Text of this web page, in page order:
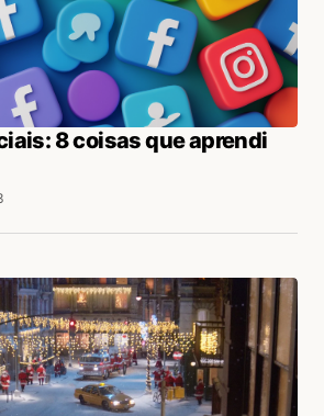
login
8 coisas que aprendi